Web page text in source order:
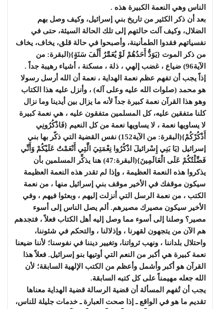
الناس وهي النعمة الكبيرة هذه .
بعد أن ذكر الكثير من تاريخ بني إسرائيل، وكيف وصل بهم
الضلال، وكيف آلت حالتهم إلى تلك الحالة السيئة، حتى في
نفسياتهم فقدوا الطمأنينة، وأصبحوا في حالة قلق، يخاف، يخاف
من ذكر الموت {يَوَدُّ أَحَدُهُمْ لَوْ يُعَمَّرُ أَلْفَ سَنَةٍ}(البقرة: من
الآية96) ضياع ، غضب إلهي ، ذلة ، مسكنة ، أشياء رهيبة جداً .
إذاً يجب أن تفهم عظم نعمة الهداية ، نعمة أن الله أرسل رسولا
هو محمد (صلوات الله عليه وعلى آله) ، وأنزل عليه هذا الكتاب
وهو هذا القرآن نعمة كبيرة جداً لأنه ما يزال بين أيدينا وما نزال
كلنا متفقين عليه، كل المسلمين متفقون عليه ، هي نعمة كبيرة
لا يساويها نعمة ، لا يساويها نعمة من كل النعيم {فَاذْكُرُونِي
أَذْكُرْكُمْ}(البقرة: من الآية152) نفس القضية التي ذكّر بها بني
إسرائيل {يَا بَنِي إِسْرائيلَ اذْكُرُوا نِعْمَتِيَ الَّتِي أَنْعَمْتُ عَلَيْكُمْ وَأَنِّي
فَضَّلْتُكُمْ عَلَى الْعَالَمِينَ}(البقرة:47) هنا يذكِّر المسلمين بأن
يذكروا هذه النعمة العظيمة ، وإذا لم تقدر هذه النعمة العظيمة
سيكون موقفك في الأخير موقف بني إسرائيل منها ، من نعمة
الكتب ، من نعمة الرسل التي أنزلت إليهم ، وبعثوا فيهم ، وفي
الأخير سيكون مصيرك مصيرهم. ألم يصل الناس إلى أسوء
مصير؟ وصلنا إلى أسوء مما وصل إليه أهل الكتاب فعلاً ، فتجدهم
هم الآن من يتجهون لقهرنا ، وإذلالنا ، والتحكم في شئوننا،
واحتلال بلداننا ، ونهب ثرواتنا، وتغيير ديننا في نفوسنا؛ لأننا ضيعنا
نعمة كبيرة هي أكبر من النعم التي أوتيها بنو إسرائيل. فعلاً هذا
القرآن هو أكبر وأشمل وأعظم من الكتب الإلهية السابقة؛ لأن
الله جعله مهيمناً على كل كتبه السابقة.
يجب أن تُفهم المسألة أن قضية الرسالة قضية الهداية معناها
تقديم ما هو في الواقع ـ إذا صحت العبارة ـ خدمات جليلة للناس،